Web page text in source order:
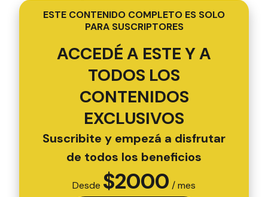
ESTE CONTENIDO COMPLETO ES SOLO
PARA SUSCRIPTORES
ACCEDÉ A ESTE Y A
TODOS LOS
CONTENIDOS
EXCLUSIVOS
Suscribite y empezá a disfrutar
de todos los beneficios
Desde $2000 / mes